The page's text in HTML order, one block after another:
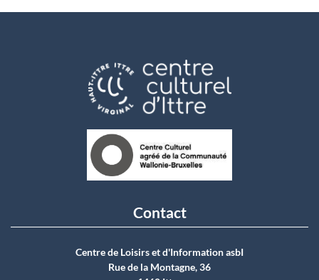
Contact
Centre de Loisirs et d'Information asbI
Rue de la Montagne, 36